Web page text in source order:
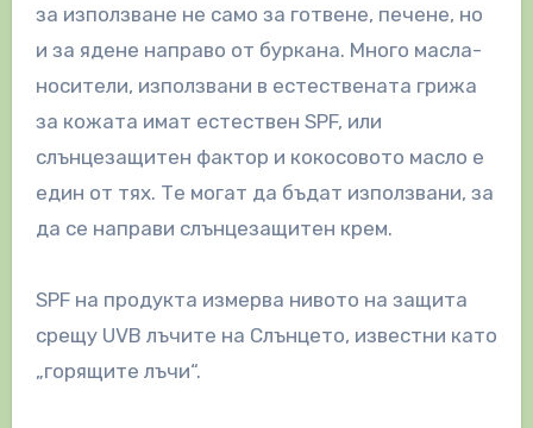
за използване не само за готвене, печене, но
и за ядене направо от буркана. Много масла-
носители, използвани в естествената грижа
за кожата имат естествен SPF, или
слънцезащитен фактор и кокосовото масло е
един от тях. Те могат да бъдат използвани, за
да се направи слънцезащитен крем.
SPF на продукта измерва нивото на защита
срещу UVB лъчите на Слънцето, известни като
„горящите лъчи“.